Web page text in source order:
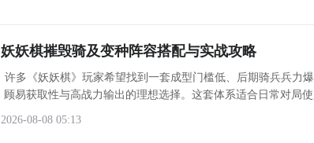
妖妖棋摧毁骑及变种阵容搭配与实战攻略
许多《妖妖棋》玩家希望找到一套成型门槛低、后期骑兵兵力
顾易获取性与高战力输出的理想选择。这套体系适合日常对局
2026-08-08 05:13